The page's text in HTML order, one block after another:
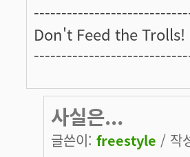
Don't Feed the Trolls!
사실은...
글쓴이: freestyle / 작